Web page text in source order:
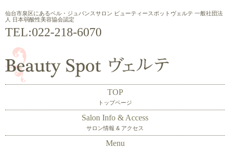
仙台市泉区にあるベル・ジュバンスサロン ビューティースポットヴェルテ 一般社団法
人 日本弱酸性美容協会認定
TEL:022-218-6070
TOP
トップページ
Salon Info & Access
サロン情報 & アクセス
Menu